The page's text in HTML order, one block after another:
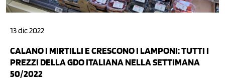
13 dic 2022
CALANO I MIRTILLI E CRESCONO I LAMPONI: TUTTI I
PREZZI DELLA GDO ITALIANA NELLA SETTIMANA
50/2022